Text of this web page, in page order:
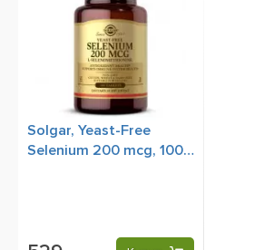
Solgar, Yeast-Free
Selenium 200 mcg, 100